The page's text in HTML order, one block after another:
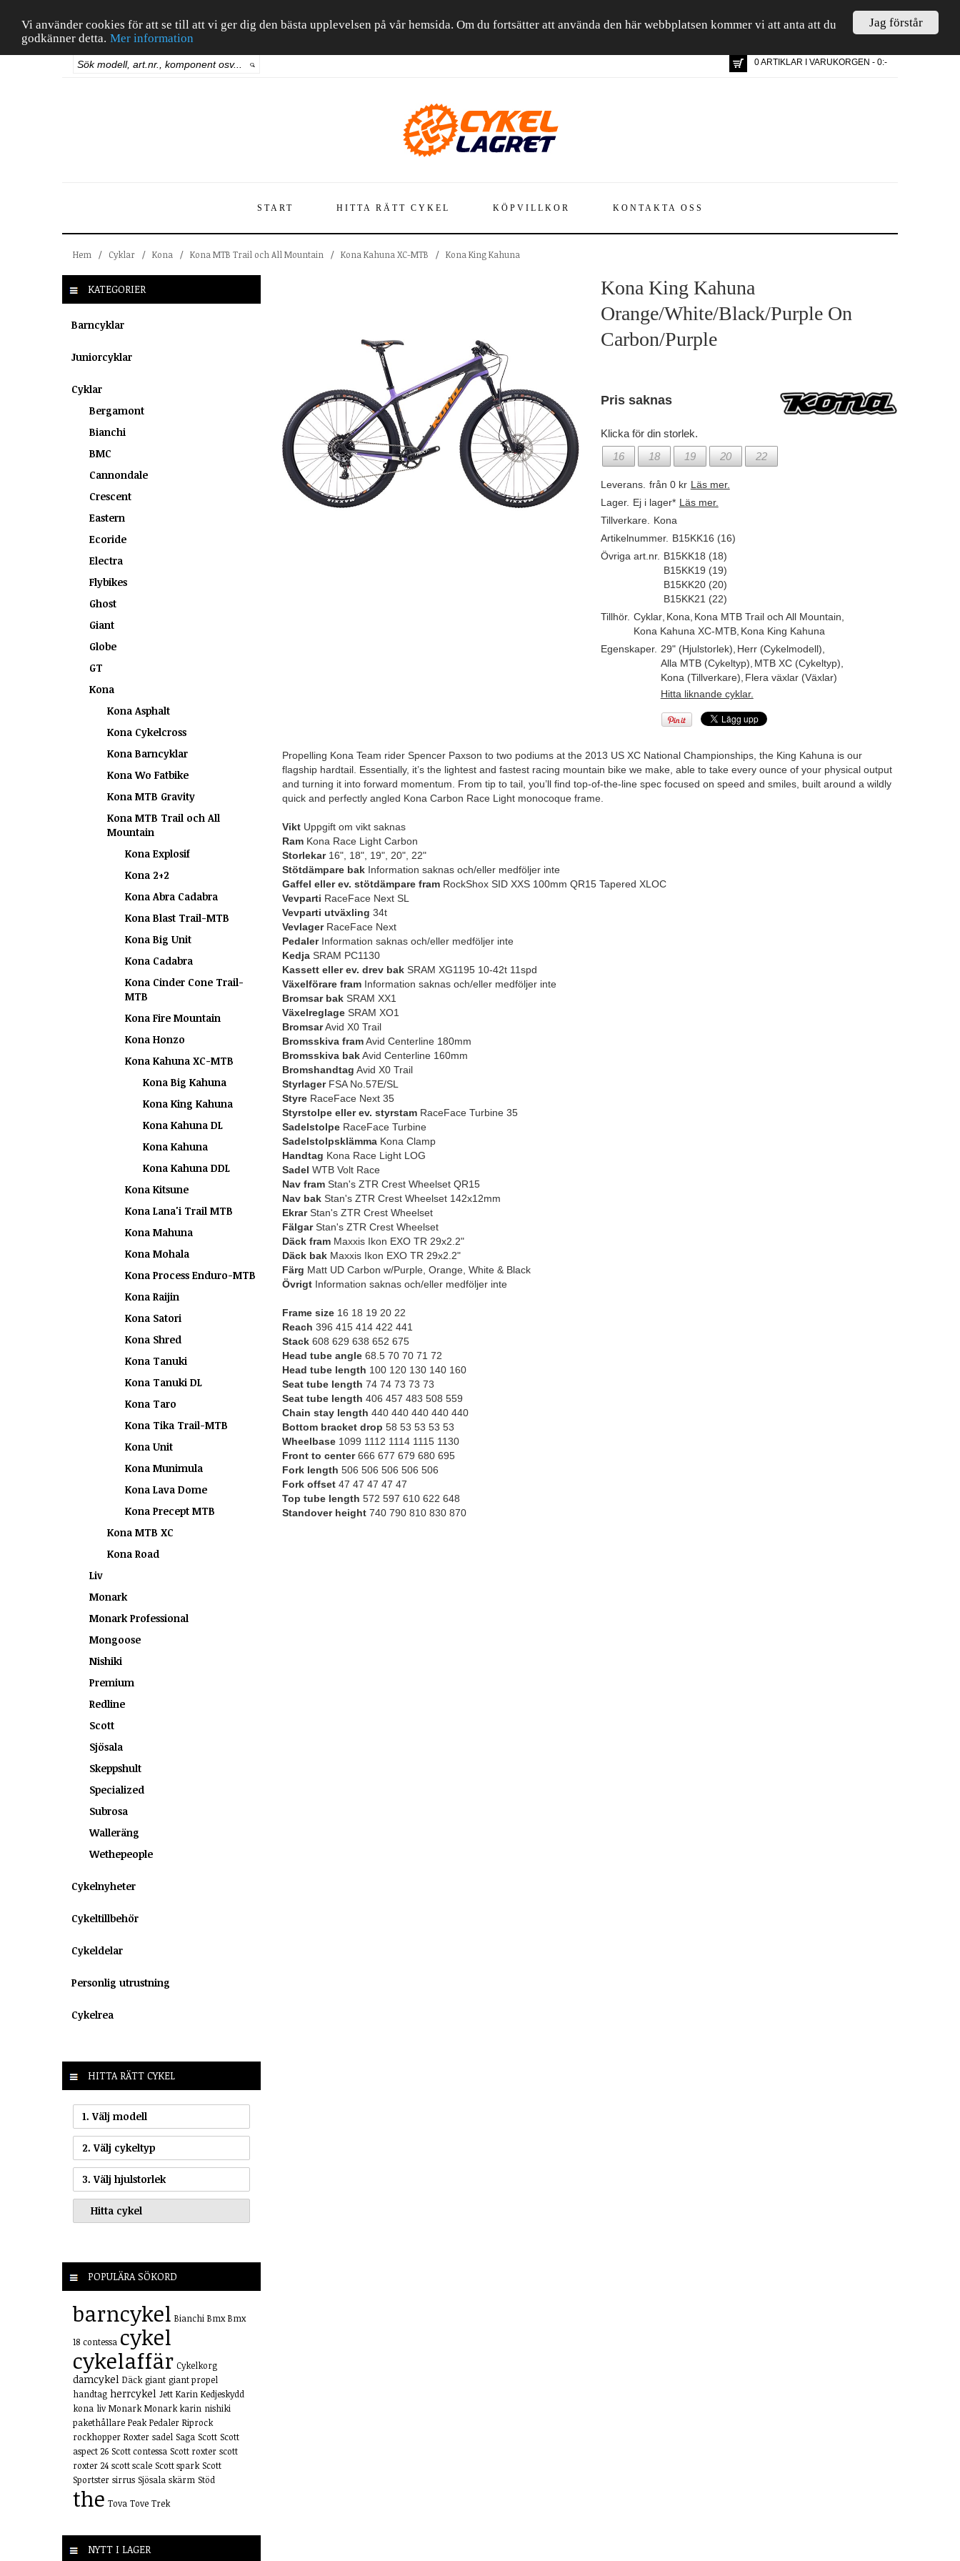
Jag förstår
Vi använder cookies för att se till att vi ger dig den bästa upplevelsen på vår hemsida. Om du fortsätter att använda den här webbplatsen kommer vi att anta att du
godkänner detta. Mer information
0 ARTIKLAR I VARUKORGEN - 0:-
START HITTA RÄTT CYKEL KÖPVILLKOR KONTAKTA OSS
Hem / Cyklar / Kona / Kona MTB Trail och All Mountain / Kona Kahuna XC-MTB / Kona King Kahuna
KATEGORIER
Barncyklar
Juniorcyklar
Cyklar
Bergamont
Bianchi
BMC
Cannondale
Crescent
Eastern
Ecoride
Electra
Flybikes
Ghost
Giant
Globe
GT
Kona
Kona Asphalt
Kona Cykelcross
Kona Barncyklar
Kona Wo Fatbike
Kona MTB Gravity
Kona MTB Trail och All
Mountain
Kona Explosif
Kona 2+2
Kona Abra Cadabra
Kona Blast Trail-MTB
Kona Big Unit
Kona Cadabra
Kona Cinder Cone Trail-
MTB
Kona Fire Mountain
Kona Honzo
Kona Kahuna XC-MTB
Kona Big Kahuna
Kona King Kahuna
Kona Kahuna DL
Kona Kahuna
Kona Kahuna DDL
Kona Kitsune
Kona Lana'i Trail MTB
Kona Mahuna
Kona Mohala
Kona Process Enduro-MTB
Kona Raijin
Kona Satori
Kona Shred
Kona Tanuki
Kona Tanuki DL
Kona Taro
Kona Tika Trail-MTB
Kona Unit
Kona Munimula
Kona Lava Dome
Kona Precept MTB
Kona MTB XC
Kona Road
Liv
Monark
Monark Professional
Mongoose
Nishiki
Premium
Redline
Scott
Sjösala
Skeppshult
Specialized
Subrosa
Walleräng
Wethepeople
Cykelnyheter
Cykeltillbehör
Cykeldelar
Personlig utrustning
Cykelrea
HITTA RÄTT CYKEL
1. Välj modell
2. Välj cykeltyp
3. Välj hjulstorlek
POPULÄRA SÖKORD
barncykel Bianchi Bmx Bmx
18 contessa cykel
cykelaffär Cykelkorg
damcykel Däck giant giant propel
handtag herrcykel Jett Karin Kedjeskydd
kona liv Monark Monark karin nishiki
pakethållare Peak Pedaler Riprock
rockhopper Roxter sadel Saga Scott Scott
aspect 26 Scott contessa Scott roxter scott
roxter 24 scott scale Scott spark Scott
Sportster sirrus Sjösala skärm Stöd
the Tova Tove Trek
NYTT I LAGER
Kona King Kahuna
Orange/White/Black/Purple On
Carbon/Purple
Pris saknas
Klicka för din storlek.
16
18 19 20 22
Leverans. från 0 kr Läs mer.
Lager. Ej i lager* Läs mer.
Tillverkare.
Kona
Artikelnummer. B15KK16 (16)
Övriga art.nr. B15KK18 (18)
B15KK19 (19)
B15KK20 (20)
B15KK21 (22)
Tillhör. Cyklar, Kona Kona MTB Trail och All Mountain
Kona Kahuna XC-MTB, Kona King Kahuna
Egenskaper. 29" (Hjulstorlek) Herr (Cykelmodell)
Alla MTB (Cykeltyp) MTB XC (Cykeltyp)
Kona (Tillverkare) Flera växlar (Växlar)
Hitta liknande cyklar.
Propelling Kona Team rider Spencer Paxson to two podiums at the 2013 US XC National Championships, the King Kahuna is our
flagship hardtail. Essentially, it’s the lightest and fastest racing mountain bike we make, able to take every ounce of your physical output
and turning it into forward momentum. From tip to tail, you’ll find top-of-the-line spec focused on speed and smiles, built around a wildly
quick and perfectly angled Kona Carbon Race Light monocoque frame.
ViktUppgift om vikt saknas
RamKona Race Light Carbon
Storlekar16", 18", 19", 20", 22"
Stötdämpare bakInformation saknas och/eller medföljer inte
Gaffel eller ev. stötdämpare framRockShox SID XXS 100mm QR15 Tapered XLOC
Vevparti RaceFace Next SL
Vevparti utväxling 34t
VevlagerRaceFace Next
PedalerInformation saknas och/eller medföljer inte
KedjaSRAM PC1130
Kassett eller ev. drev bakSRAM XG1195 10-42t 11spd
Växelförare framInformation saknas och/eller medföljer inte
Bromsar bakSRAM XX1
VäxelreglageSRAM XO1
BromsarAvid X0 Trail
Bromsskiva framAvid Centerline 180mm
Bromsskiva bakAvid Centerline 160mm
Bromshandtag Avid X0 Trail
StyrlagerFSA No.57E/SL
StyreRaceFace Next 35
Styrstolpe eller ev. styrstamRaceFace Turbine 35
SadelstolpeRaceFace Turbine
SadelstolpsklämmaKona Clamp
Handtag Kona Race Light LOG
Sadel WTB Volt Race
Nav framStan's ZTR Crest Wheelset QR15
Nav bakStan's ZTR Crest Wheelset 142x12mm
EkrarStan's ZTR Crest Wheelset
FälgarStan's ZTR Crest Wheelset
Däck framMaxxis Ikon EXO TR 29x2.2"
Däck bakMaxxis Ikon EXO TR 29x2.2"
Färg Matt UD Carbon w/Purple, Orange, White & Black
ÖvrigtInformation saknas och/eller medföljer inte
Frame size16 18 19 20 22
Reach 396 415 414 422 441
Stack608 629 638 652 675
Head tube angle68.5 70 70 71 72
Head tube length 100 120 130 140 160
Seat tube length 74 74 73 73 73
Seat tube length 406 457 483 508 559
Chain stay length 440 440 440 440 440
Bottom bracket drop 58 53 53 53 53
Wheelbase1099 1112 1114 1115 1130
Front to center666 677 679 680 695
Fork length 506 506 506 506 506
Fork offset47 47 47 47 47
Top tube length 572 597 610 622 648
Standover height740 790 810 830 870